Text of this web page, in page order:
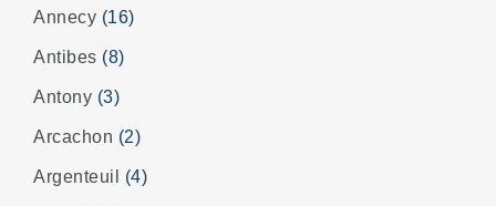
Annecy (16)
Antibes (8)
Antony (3)
Arcachon (2)
Argenteuil (4)